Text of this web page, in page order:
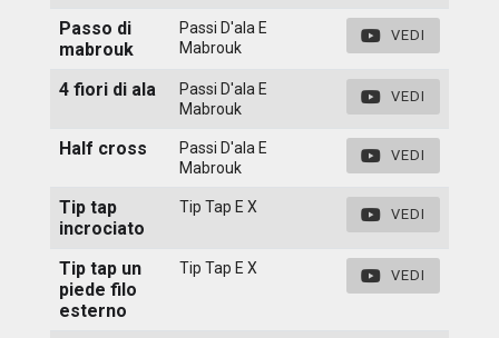
Passo di
mabrouk
Passi D'ala E
Mabrouk
VEDI
4 fiori di ala
Passi D'ala E
Mabrouk
VEDI
Half cross
Passi D'ala E
Mabrouk
VEDI
Tip tap
incrociato
Tip Tap E X VEDI
Tip tap un
piede filo
esterno
Tip Tap E X VEDI